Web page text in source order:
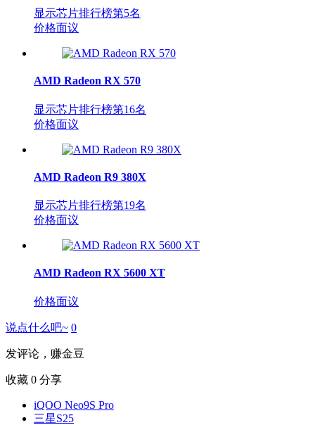
显示芯片排行榜第5名
价格面议
AMD Radeon RX 570
显示芯片排行榜第16名
价格面议
AMD Radeon R9 380X
显示芯片排行榜第19名
价格面议
AMD Radeon RX 5600 XT
价格面议
说点什么吧~ 0
发评论，赚金豆
收藏 0 分享
iQOO Neo9S Pro
三星S25